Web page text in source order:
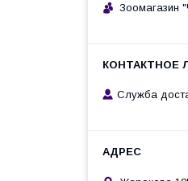
Зоомагазин
Служба